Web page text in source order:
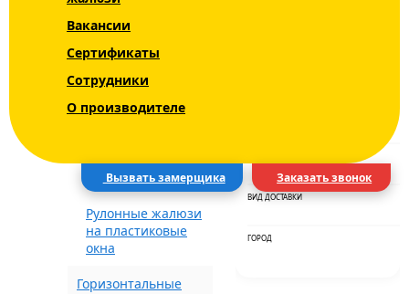
Вакансии
Сертификаты
Сотрудники
О производителе
Вызвать замерщика Заказать звонок
Уни - Uni 2 INTEGRA
BOX+
Рулонные шторы с
Электрические
шторы
Рулонные жалюзи
на пластиковые
окна
Горизонтальные
ВИД ДОСТАВКИ
ГОРОД